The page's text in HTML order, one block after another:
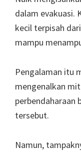
dalam evakuasi.
kecil terpisah
mampu
Pengalaman itu
mengenalkan
perbendaharaan
tersebut.
Namun,